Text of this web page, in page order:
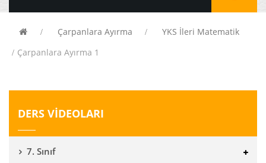
Çarpanlara Ayırma
YKS İleri Matematik
Çarpanlara Ayırma 1
DERS VİDEOLARI
7. Sınıf